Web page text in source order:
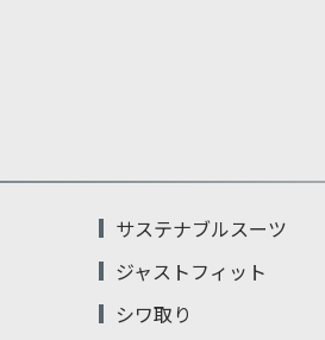
サステナブルスーツ
ジャストフィット
シワ取り